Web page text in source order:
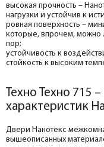
высокая прочность –
нагрузки и устойчив к
ровная поверхность –
которые, впрочем, можно
пор;
устойчивость к
стойкость к высоким
Техно Техно 715
характеристик
Двери Нанотекс
вышеописанных